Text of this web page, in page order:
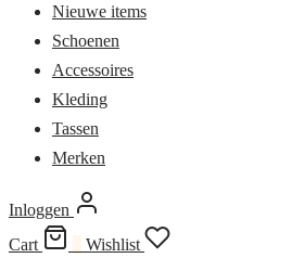
Nieuwe items
Schoenen
Accessoires
Kleding
Tassen
Merken
Inloggen
Cart
Wishlist